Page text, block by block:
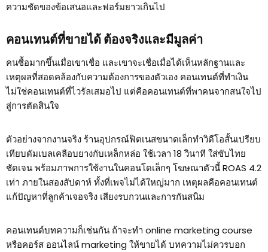
ความชัดของข้อเสนอและฟอร์มยาวเกินไป
คอนเทนต์ที่ขายได้ ต้องจริงและมีมูลค่า
คนซื้อมากขึ้นเมื่อเขาเชื่อ และเขาจะเชื่อเมื่อได้เห็นหลักฐานและ
เหตุผลที่สอดคล้องกับความต้องการของตัวเอง คอนเทนต์ที่ทำเงิน
ไม่ใช่คอนเทนต์ที่ไวรัลเสมอไป แต่คือคอนเทนต์ที่พาคนจากสนใจไป
สู่การตัดสินใจ
ตัวอย่างจากงานจริง ร้านอุปกรณ์ฟิตเนสขนาดเล็กทำวิดีโอสั้นเปรียบ
เทียบดัมเบลเคลือบยางกับเหล็กหล่อ ใช้เวลา 18 วินาที ใส่ซับไทย
ชัดเจน พร้อมภาพการใช้งานในคอนโดเล็กๆ โฆษณาตัวนี้ ROAS 4.2
เท่า ภายในสองสัปดาห์ ทั้งที่เพจไม่ได้ใหญ่มาก เหตุผลคือคอนเทนต์
แก้ปัญหาที่ลูกค้าเจอจริง เสียงรบกวนและการกันสนิม
คอนเทนต์บทความก็เช่นกัน ถ้าจะทำ online marketing course
หรือคอร์ส ออนไลน์ marketing ให้ขายได้ บทความไม่ควรบอก